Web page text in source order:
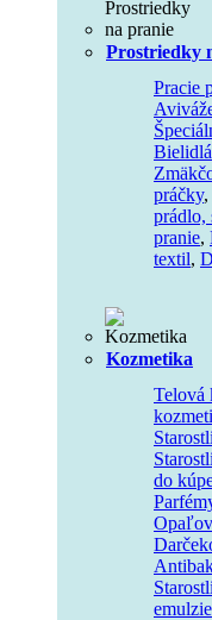
Prostriedky
Pracie
Bielidlá
práčky,
prádlo,
pranie,
textil,
Kozmetika
Telová
do
emulzie